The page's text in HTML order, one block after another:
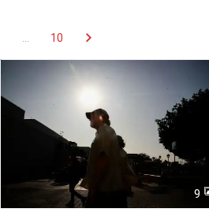
10 chevron_right
9